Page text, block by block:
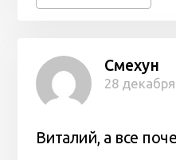
Смехун
28
Виталий, а все